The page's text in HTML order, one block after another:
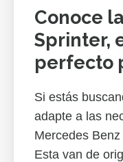
Conoce
Sprinter,
perfecto
Si estás
adapte a las
Mercedes
Esta van de